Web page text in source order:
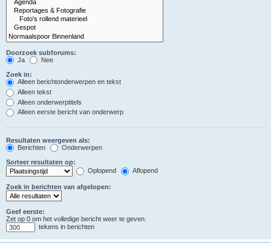
Doorzoek subforums:
Ja
Nee
Zoek in:
Alleen berichtonderwerpen en tekst
Alleen tekst
Alleen onderwerptitels
Alleen eerste bericht van onderwerp
Resultaten weergeven als:
Berichten
Onderwerpen
Sorteer resultaten op:
Oplopend
Aflopend
Zoek in berichten van afgelopen:
Geef eerste:
Zet op 0 om het volledige bericht weer te geven.
tekens in berichten